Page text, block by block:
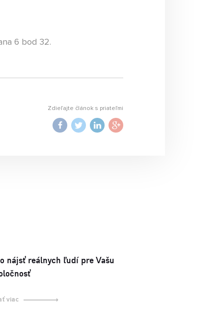
6 bod 32.
Zdieľajte článok s priateľmi
nájsť reálnych ľudí pre Vašu
viac